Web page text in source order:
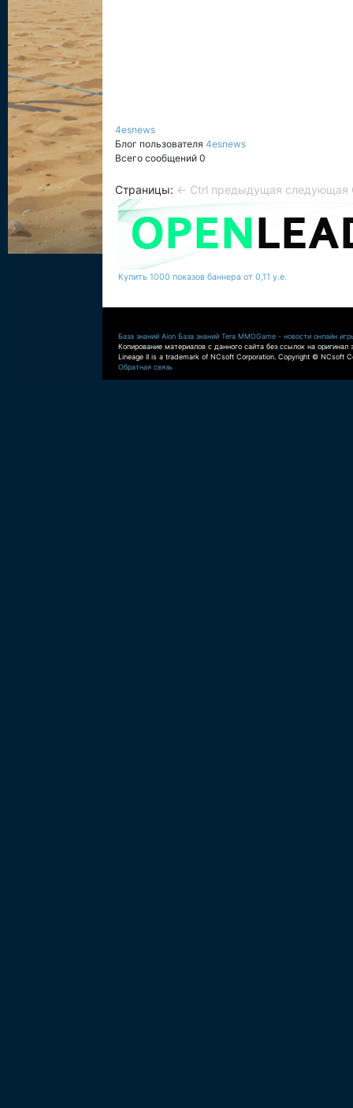
4esnews
Блог пользователя 4esnews
Всего сообщений 0
Страницы: ← Ctrl предыдущая следующая
Купить 1000 показов баннера от 0,11 у.е.
База знаний Aion База знаний Tera MMOGame - новости онлайн
Копирование материалов с данного сайта без ссылок на оригинал
Lineage II is a trademark of NCsoft Corporation. Copyright © NCsoft
Обратная связь